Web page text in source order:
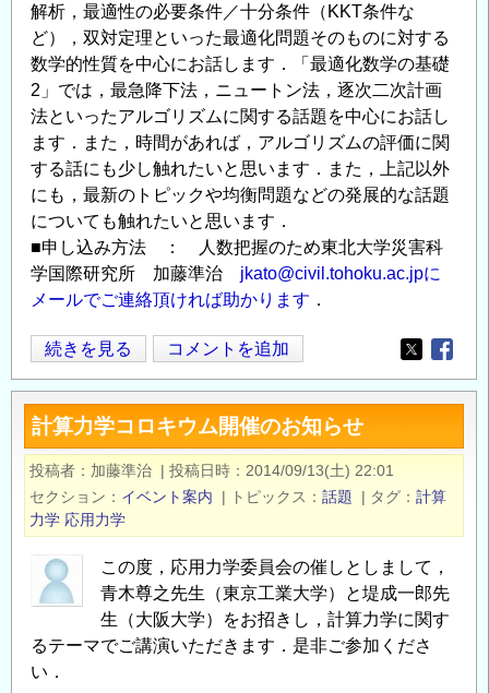
解析，最適性の必要条件／十分条件（KKT条件な
ど），双対定理といった最適化問題そのものに対する
数学的性質を中心にお話します．「最適化数学の基礎
2」では，最急降下法，ニュートン法，逐次二次計画
法といったアルゴリズムに関する話題を中心にお話し
ます．また，時間があれば，アルゴリズムの評価に関
する話にも少し触れたいと思います．また，上記以外
にも，最新のトピックや均衡問題などの発展的な話題
についても触れたいと思います．
■申し込み方法 ： 人数把握のため東北大学災害科
学国際研究所 加藤準治 jkato@civil.tohoku.ac.jpに
メールでご連絡頂ければ助かります ．
「東
北
地
区
応
力
学
フ
ォ
ラ
ム 〜
続きを見る コメントを追加
Opens in
計算力学コロキウム開催のお知らせ
投稿者 加藤準治 | 投稿日時
2014/09/13(土) 22:01
セクション
イベント案内 | トピックス 話題 | タグ
計算
力学 応用力学
この度，応用力学委員会の催しとしまして，
青木尊之先生（東京工業大学）と堤成一郎先
生（大阪大学）をお招きし，計算力学に関す
るテーマでご講演いただきます．是非ご参加くださ
い．